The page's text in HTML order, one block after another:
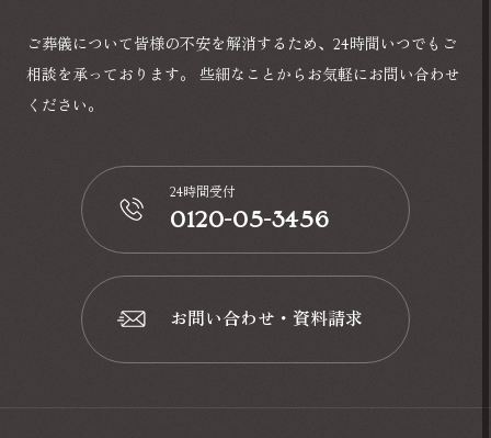
ご葬儀について皆様の不安を解消するため、24時間いつでもご
相談を承っております。
些細なことからお気軽にお問い合わせ
ください。
📞
24時間受付
0120-05-3456
📩
お問い合わせ・資料請求